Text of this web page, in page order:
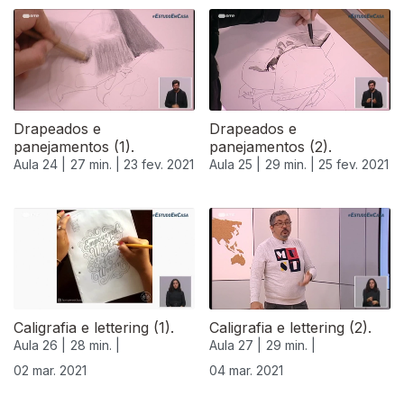
Drapeados e
panejamentos (1).
Aula 24 | 27 min. | 23 fev. 2021
Drapeados e
panejamentos (2).
Aula 25 | 29 min. | 25 fev. 2021
Caligrafia e lettering (1).
Aula 26 |
28 min. |
02 mar. 2021
Caligrafia e lettering (2).
Aula 27 |
29 min. |
04 mar. 2021